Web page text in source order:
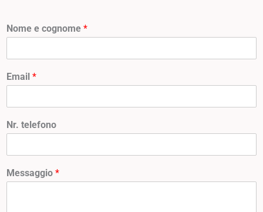
Nome e cognome *
Email *
Nr. telefono
Messaggio *